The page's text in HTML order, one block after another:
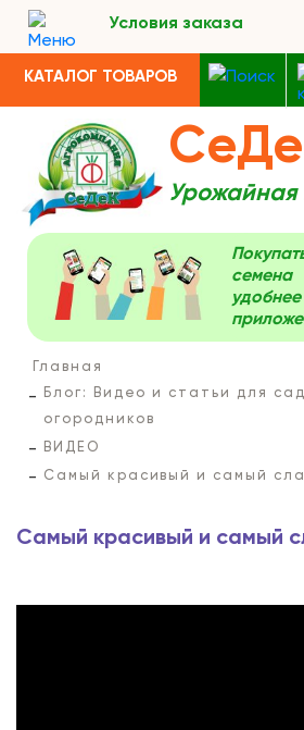
Условия заказа
КАТАЛОГ ТОВАРОВ
Урожайная
семена
удобнее
Главная
Блог: Видео и статьи для
огородников
ВИДЕО
Самый красивый и самый
Самый красивый и самый